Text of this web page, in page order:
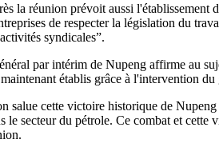
la réunion prévoit aussi l'établissement
de respecter la législation du
syndicales”.
par intérim de Nupeng affirme au
établis grâce à l'intervention
cette victoire historique de Nupeng
le secteur du pétrole. Ce combat et